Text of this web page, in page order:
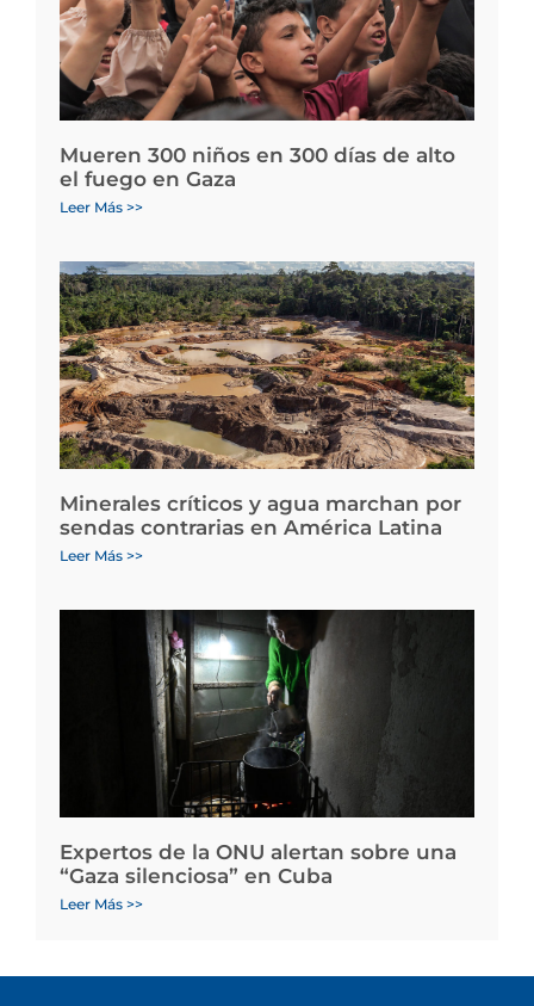
Mueren 300 niños en 300 días de alto
el fuego en Gaza
Leer Más >>
Minerales críticos y agua marchan por
sendas contrarias en América Latina
Leer Más >>
Expertos de la ONU alertan sobre una
“Gaza silenciosa” en Cuba
Leer Más >>